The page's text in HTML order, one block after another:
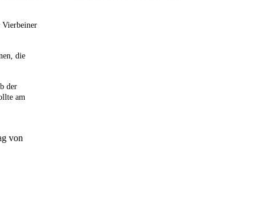
Vierbeiner
die
der
am
von